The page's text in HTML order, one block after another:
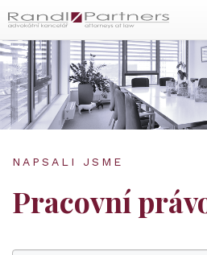
NAPSALI JSME
Pracovní
Čeština